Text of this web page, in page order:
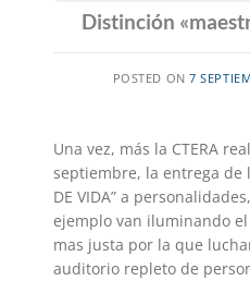
Distinción
POSTED ON7
Una vez, más la CTERA
septiembre, la entrega de
DE VIDA” a
ejemplo van iluminando
mas justa por la que
auditorio repleto de